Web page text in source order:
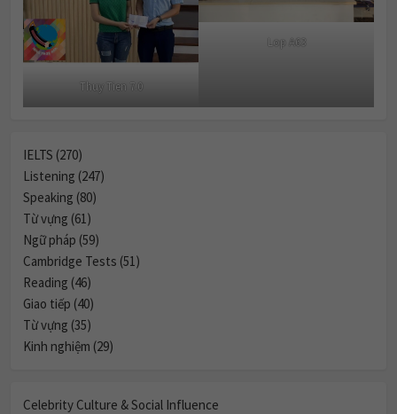
Thuy Tien 7.0
Lop A63
IELTS (270)
Listening (247)
Speaking (80)
Từ vựng (61)
Ngữ pháp (59)
Cambridge Tests (51)
Reading (46)
Giao tiếp (40)
Từ vựng (35)
Kinh nghiệm (29)
Celebrity Culture & Social Influence